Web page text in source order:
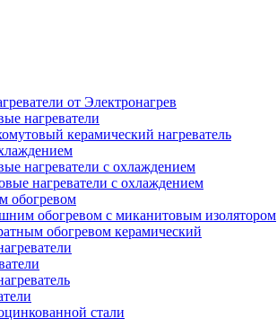
от Электронагрев
нагреватели
керамический нагреватель
нагреватели с охлаждением
нагреватели с охлаждением
обогревом
обогревом с миканитовым изолятором
обогревом керамический
стали